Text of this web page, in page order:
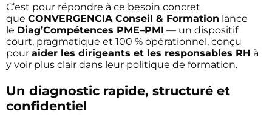
C’est pour répondre à ce besoin concret
que CONVERGENCIA Conseil & Formation lance
le Diag’Compétences PME–PMI — un dispositif
court, pragmatique et 100 % opérationnel, conçu
pour aider les dirigeants et les responsables RH à
y voir plus clair dans leur politique de formation.
Un diagnostic rapide, structuré et
confidentiel